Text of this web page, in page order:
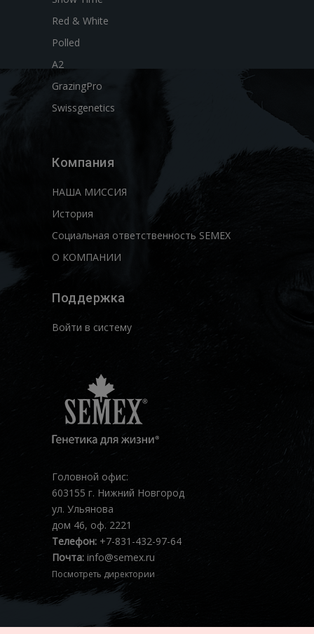
Red & White
Polled
A2
GrazingPro
Swissgenetics
Компания
НАША МИССИЯ
История
Социальная ответственность SEMEX
О КОМПАНИИ
Поддержка
Войти в систему
Головной офис:
603155 г. Нижний Новгород
ул. Ульянова
дом 46, оф. 2221
Телефон: +7-831-432-97-64
Почта: info@semex.ru
Посмотреть директории